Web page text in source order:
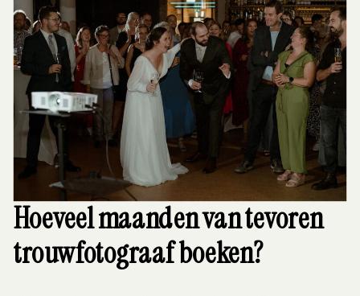
Hoeveel maanden van tevoren
trouwfotograaf boeken?